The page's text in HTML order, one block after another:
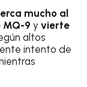
mucho al
MQ-9 yvierte
altos
intento de